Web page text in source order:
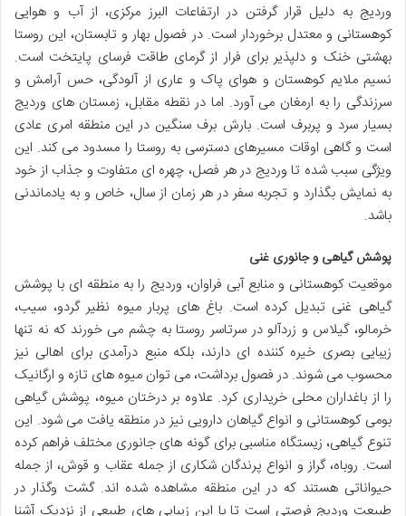
وردیج به دلیل قرار گرفتن در ارتفاعات البرز مرکزی، از آب و هوایی
کوهستانی و معتدل برخوردار است. در فصول بهار و تابستان، این روستا
بهشتی خنک و دلپذیر برای فرار از گرمای طاقت فرسای پایتخت است.
نسیم ملایم کوهستان و هوای پاک و عاری از آلودگی، حس آرامش و
سرزندگی را به ارمغان می آورد. اما در نقطه مقابل، زمستان های وردیج
بسیار سرد و پربرف است. بارش برف سنگین در این منطقه امری عادی
است و گاهی اوقات مسیرهای دسترسی به روستا را مسدود می کند. این
ویژگی سبب شده تا وردیج در هر فصل، چهره ای متفاوت و جذاب از خود
به نمایش بگذارد و تجربه سفر در هر زمان از سال، خاص و به یادماندنی
باشد.
پوشش گیاهی و جانوری غنی
موقعیت کوهستانی و منابع آبی فراوان، وردیج را به منطقه ای با پوشش
گیاهی غنی تبدیل کرده است. باغ های پربار میوه نظیر گردو، سیب،
خرمالو، گیلاس و زردآلو در سرتاسر روستا به چشم می خورند که نه تنها
زیبایی بصری خیره کننده ای دارند، بلکه منبع درآمدی برای اهالی نیز
محسوب می شوند. در فصول برداشت، می توان میوه های تازه و ارگانیک
را از باغداران محلی خریداری کرد. علاوه بر درختان میوه، پوشش گیاهی
بومی کوهستانی و انواع گیاهان دارویی نیز در منطقه یافت می شود. این
تنوع گیاهی، زیستگاه مناسبی برای گونه های جانوری مختلف فراهم کرده
است. روباه، گراز و انواع پرندگان شکاری از جمله عقاب و قوش، از جمله
حیواناتی هستند که در این منطقه مشاهده شده اند. گشت وگذار در
طبیعت وردیج فرصتی است تا با این زیبایی های طبیعی از نزدیک آشنا